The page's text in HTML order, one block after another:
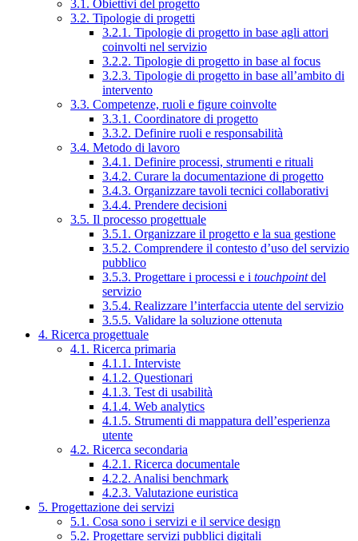
3.1. Obiettivi del progetto
3.2. Tipologie di progetti
3.2.1. Tipologie di progetto in base agli attori
coinvolti nel servizio
3.2.2. Tipologie di progetto in base al focus
3.2.3. Tipologie di progetto in base all’ambito di
intervento
3.3. Competenze, ruoli e figure coinvolte
3.3.1. Coordinatore di progetto
3.3.2. Definire ruoli e responsabilità
3.4. Metodo di lavoro
3.4.1. Definire processi, strumenti e rituali
3.4.2. Curare la documentazione di progetto
3.4.3. Organizzare tavoli tecnici collaborativi
3.4.4. Prendere decisioni
3.5. Il processo progettuale
3.5.1. Organizzare il progetto e la sua gestione
3.5.2. Comprendere il contesto d’uso del servizio
pubblico
3.5.3. Progettare i processi e i touchpointdel
servizio
3.5.4. Realizzare l’interfaccia utente del servizio
3.5.5. Validare la soluzione ottenuta
4. Ricerca progettuale
4.1. Ricerca primaria
4.1.1. Interviste
4.1.2. Questionari
4.1.3. Test di usabilità
4.1.4. Web analytics
4.1.5. Strumenti di mappatura dell’esperienza
utente
4.2. Ricerca secondaria
4.2.1. Ricerca documentale
4.2.2. Analisi benchmark
4.2.3. Valutazione euristica
5. Progettazione dei servizi
5.1. Cosa sono i servizi e il service design
5.2. Progettare servizi pubblici digitali